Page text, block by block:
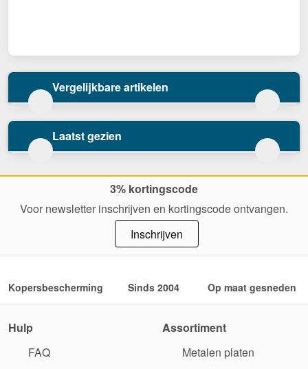
Vergelijkbare artikelen
Laatst gezien
3% kortingscode
Voor newsletter inschrijven en kortingscode ontvangen.
Inschrijven
Kopersbescherming Sinds 2004 Op maat gesneden
Hulp
FAQ
Assortiment
Metalen platen